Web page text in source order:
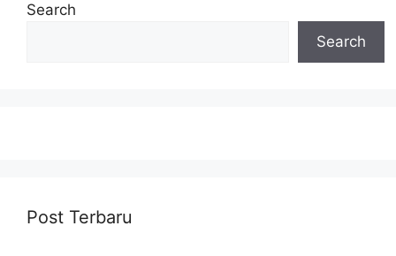
Search
Search
Post Terbaru